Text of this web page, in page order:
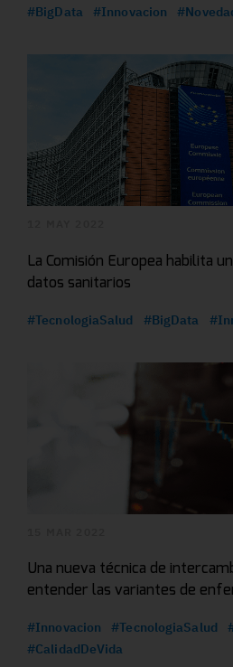
#BigData
#Innovacion
La Comisión Europea habilita
datos sanitarios
#TecnologiaSalud #BigData
Una nueva técnica de
entender las variantes de
#Innovacion #TecnologiaSalud
#CalidadDeVida